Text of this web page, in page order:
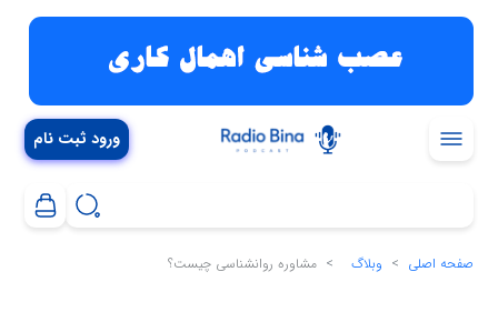
ورود ثبت نام
صفحه اصلی وبلاگ مشاوره روانشناسی چیست؟